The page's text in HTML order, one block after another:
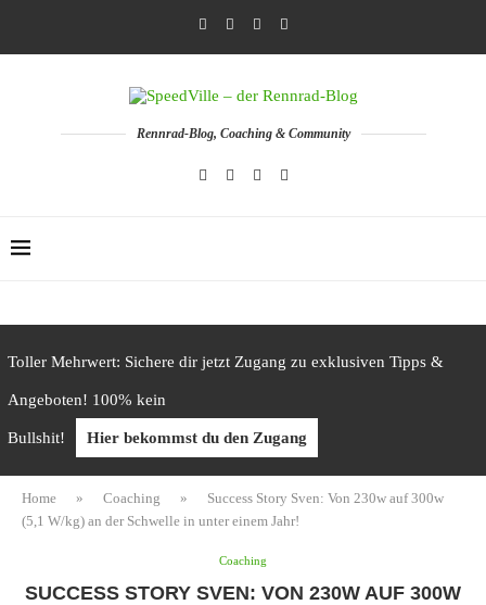
Rennrad-Blog, Coaching & Community
Toller Mehrwert: Sichere dir jetzt Zugang zu exklusiven Tipps &
Angeboten! 100% kein
Bullshit! Hier bekommst du den Zugang
Home » Coaching »
Success Story Sven: Von 230w auf 300w
(5,1 W/kg) an der Schwelle in unter einem Jahr!
Coaching
SUCCESS STORY SVEN: VON 230W AUF 300W